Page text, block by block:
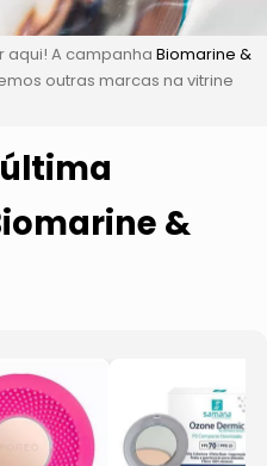
aqui! A campanha Biomarine &
outras marcas na vitrine
&